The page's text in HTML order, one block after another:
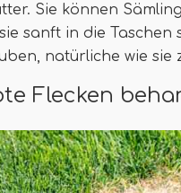
Sie können
sanft in die Taschen
natürliche wie sie
Flecken